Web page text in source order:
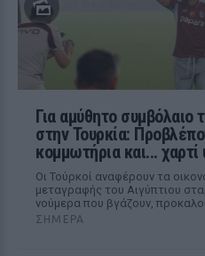
Για αμύθητο συμβόλαιο
στην Τουρκία:
κομμωτήρια και... χαρτί
Οι Τούρκοί αναφέρουν τα
μεταγραφής του Αιγύπτιου
νούμερα που βγάζουν,
ΣΉΜΕΡΑ